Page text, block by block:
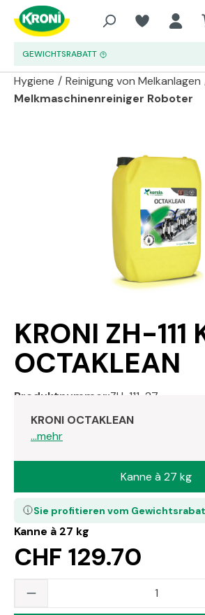
Zum Hauptinhalt springen
GEWICHTSRABATT
Hygiene / Reinigung von Melkanlagen
Melkmaschinenreiniger Roboter
KRONI ZH-111
OCTAKLEAN
Produktnummer:ZH-111-27
KRONI OCTAKLEAN
...mehr
Kanne à 27 kg
CHF 129.70
Sie profitieren vom
Kanne à 27 kg
Produkt Anzahl: Gib den